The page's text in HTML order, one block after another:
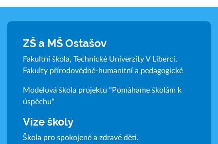
ZŠ a MŠ Ostašov
Fakultní škola, Technické Univerzity V Liberci,
Fakulty přírodovědně-humanitní a pedagogické
Modelová škola projektu "Pomáháme školám k
úspěchu"
Vize školy
Škola pro spokojené a zdravé děti.